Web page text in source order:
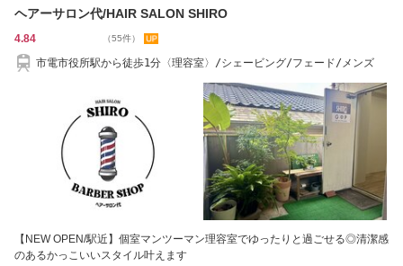
ヘアーサロン代/HAIR SALON SHIRO
4.84 （55件）
市電市役所駅から徒歩1分〈理容室〉/シェービング/フェード/メンズ
【NEW OPEN/駅近】個室マンツーマン理容室でゆったりと過ごせる◎清潔感
のあるかっこいいスタイル叶えます